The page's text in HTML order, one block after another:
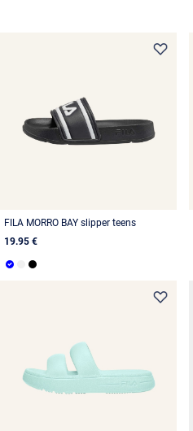
FILA MORRO BAY slipper teens
19.95 €